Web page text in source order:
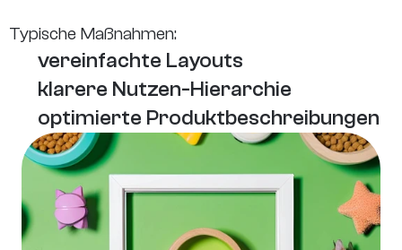
Typische Maßnahmen:
vereinfachte Layouts
klarere Nutzen-Hierarchie
optimierte Produktbeschreibungen